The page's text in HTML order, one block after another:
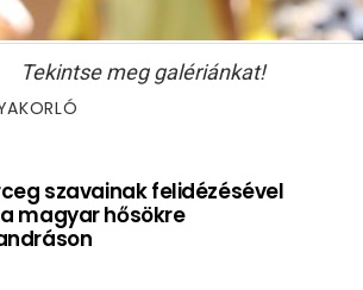
Tekintse meg galériánkat!
szavainak felidézésével
magyar hősökre